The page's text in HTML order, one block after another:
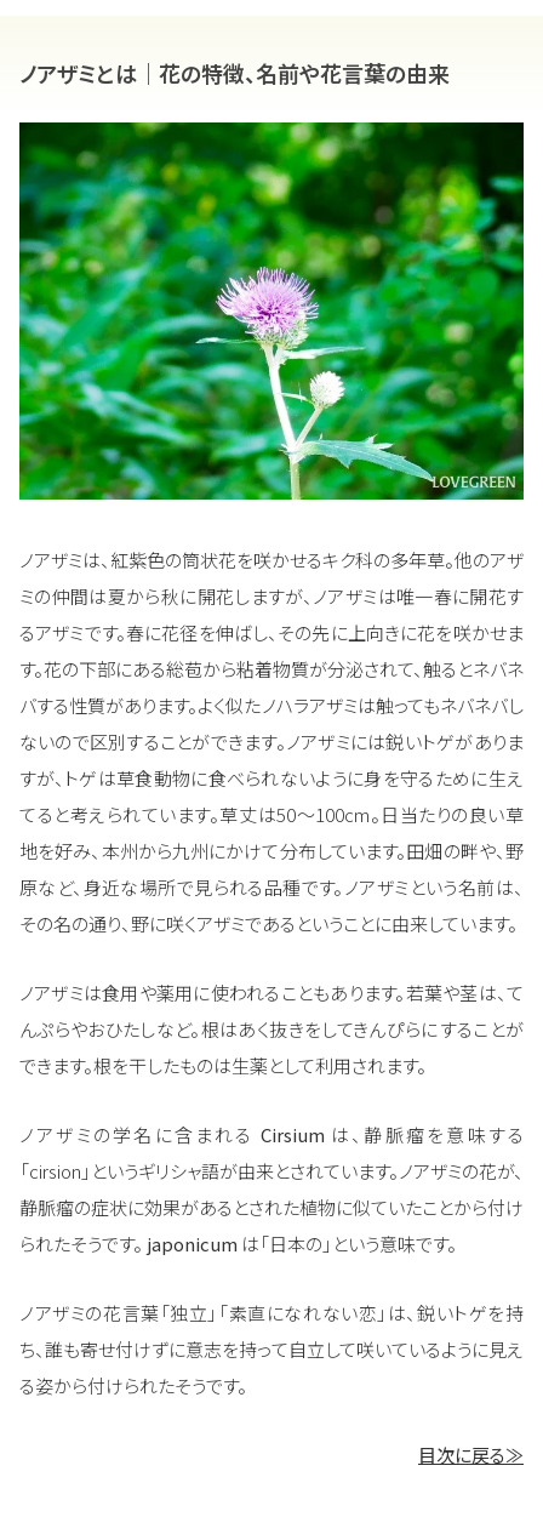
ノアザミとは｜花の特徴、名前や花言葉の由来
ノアザミは、紅紫色の筒状花を咲かせるキク科の多年草。他のアザ
ミの仲間は夏から秋に開花しますが、ノアザミは唯一春に開花す
るアザミです。春に花径を伸ばし、その先に上向きに花を咲かせま
す。花の下部にある総苞から粘着物質が分泌されて、触るとネバネ
バする性質があります。よく似たノハラアザミは触ってもネバネバし
ないので区別することができます。ノアザミには鋭いトゲがありま
すが、トゲは草食動物に食べられないように身を守るために生え
てると考えられています。草丈は50～100cm。日当たりの良い草
地を好み、本州から九州にかけて分布しています。田畑の畔や、野
原など、身近な場所で見られる品種です。ノアザミという名前は、
その名の通り、野に咲くアザミであるということに由来しています。
ノアザミは食用や薬用に使われることもあります。若葉や茎は、て
んぷらやおひたしなど。根はあく抜きをしてきんぴらにすることが
できます。根を干したものは生薬として利用されます。
ノアザミの学名に含まれる Cirsium は、静脈瘤を意味する
「cirsion」というギリシャ語が由来とされています。ノアザミの花が、
静脈瘤の症状に効果があるとされた植物に似ていたことから付け
られたそうです。 japonicum は「日本の」という意味です。
ノアザミの花言葉「独立」「素直になれない恋」は、鋭いトゲを持
ち、誰も寄せ付けずに意志を持って自立して咲いているように見え
る姿から付けられたそうです。
目次に戻る≫